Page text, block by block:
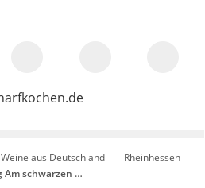
Weine aus Deutschland
Rheinhessen
Zellerweg Am schwarzen Herrgott Pinot Noir 2024